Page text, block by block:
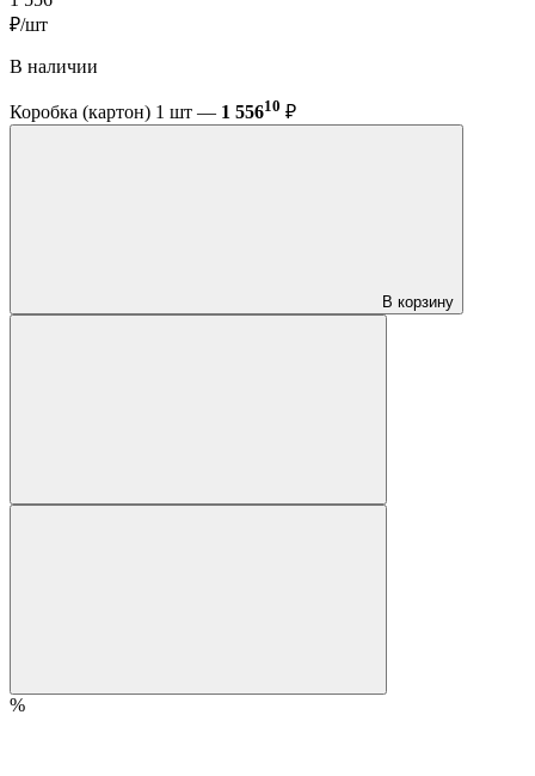
₽/шт
В наличии
Коробка (картон) 1 шт — 1 55610 ₽
В корзину
%